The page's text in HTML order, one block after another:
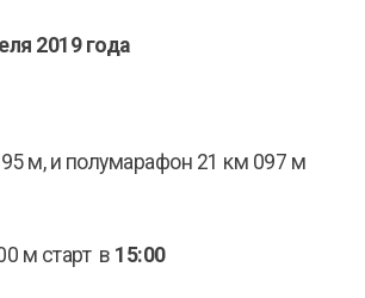
2019 года
м, и полумарафон 21 км 097 м
м старт в 15:00